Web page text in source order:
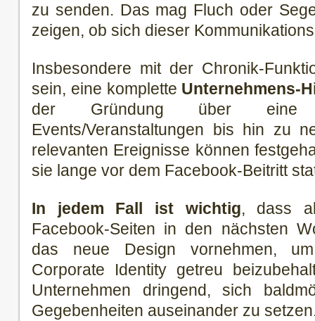
zu senden. Das mag Fluch oder
zeigen, ob sich dieser
Insbesondere mit der Chronik-
sein, eine komplette Unternehmens-
der Gründung über eine
Events/Veranstaltungen bis hin zu
relevanten Ereignisse können
sie lange vor dem Facebook-Beitritt
In jedem Fall ist wichtig, dass
Facebook-Seiten in den nächsten
das neue Design vornehmen,
Corporate Identity getreu
Unternehmen dringend, sich
Gegebenheiten auseinander zu